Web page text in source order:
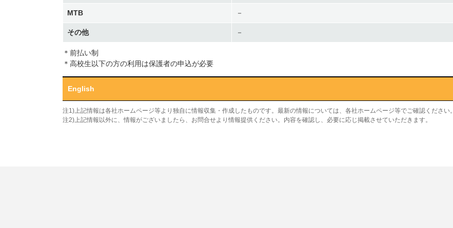
MTB －
その他 －
＊前払い制
＊高校生以下の方の利用は保護者の申込が必要
English
注1)上記情報は各社ホームページ等より独自に情報収集・作成したものです。最新の情報については、各社ホームページ等でご確認ください。
注2)上記情報以外に、情報がございましたら、お問合せより情報提供ください。内容を確認し、必要に応じ掲載させていただきます。